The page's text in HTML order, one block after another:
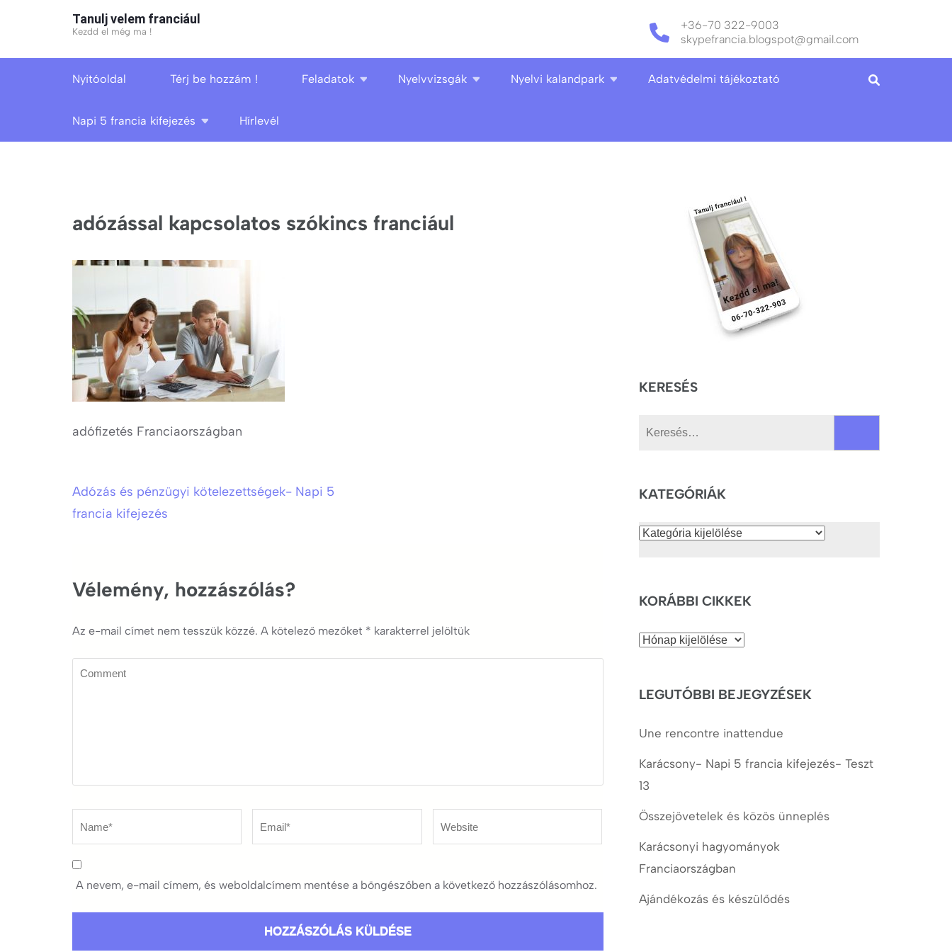
Tanulj velem franciául
Kezdd el még ma !
+36-70 322-9003
skypefrancia.blogspot@gmail.com
Nyitóoldal Térj be hozzám ! Feladatok Nyelvvizsgák Nyelvi kalandpark Adatvédelmi tájékoztató
Napi 5 francia kifejezés Hírlevél
adózással kapcsolatos szókincs franciául
adófizetés Franciaországban
Bejegyzés
Adózás és pénzügyi kötelezettségek- Napi 5
francia kifejezés
Vélemény, hozzászólás?
Az e-mail címet nem tesszük közzé. A kötelező mezőket * karakterrel jelöltük
Comment
A nevem, e-mail címem, és weboldalcímem mentése a böngészőben a következő hozzászólásomhoz.
KERESÉS
KATEGÓRIÁK
Kategóriák
KORÁBBI CIKKEK
Korábbi
LEGUTÓBBI BEJEGYZÉSEK
Une rencontre inattendue
Karácsony- Napi 5 francia kifejezés- Teszt
13
Összejövetelek és közös ünneplés
Karácsonyi hagyományok
Franciaországban
Ajándékozás és készülődés